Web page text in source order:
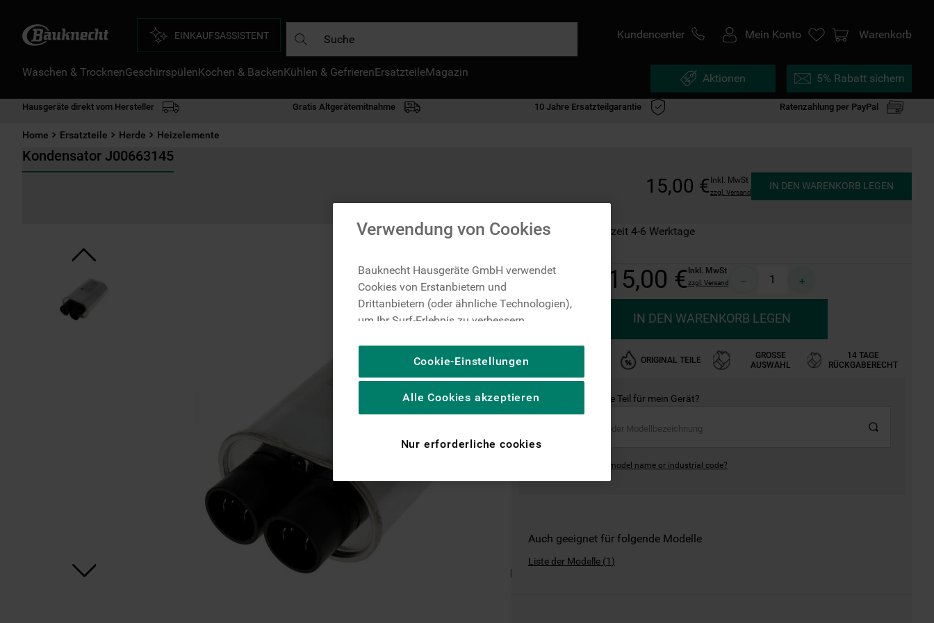
EINKAUFSASSISTENT Kundencenter Mein Konto Warenkorb
Waschen & TrocknenGeschirrspülenKochen & BackenKühlen & GefrierenErsatzteileMagazin Aktionen 5% Rabatt sichern
Hausgeräte direkt vom Hersteller Gratis Altgerätemitnahme 10 Jahre Ersatzteilgarantie Ratenzahlung per PayPal
Home Ersatzteile Herde Heizelemente
Kondensator J00663145
15,00 € Inkl. MwSt
zzgl. Versand
IN DEN WARENKORB LEGEN
Auf Lager: Lieferzeit 4-6 Werktage
15,00 €Inkl. MwSt
zzgl. Versand ＋
IN DEN WARENKORB LEGEN
ORIGINAL TEILE
GROSSE A
USWAHL
14 TAGE
RÜCKGABERECHT
Ist dies das richtige Teil für mein Gerät?
Where can I find the model name or industrial code?
Auch geeignet für folgende Modelle
Liste der Modelle (1)
Verwendung von Cookies
Bauknecht Hausgeräte GmbH verwendet
Cookies von Erstanbietern und
Drittanbietern (oder ähnliche Technologien),
um Ihr Surf-Erlebnis zu verbessern
um die redaktionellen Inhalte der Website
basierend auf Ihrer Nutzung der Website zu
personalisieren, die Funktionalität der
spezifische Funktionen anzubieten
Gewohnheiten, Interaktionen mit unseren
Websites, Werbeanzeigen und Interessen
(einschließlich über Drittanbieter und auf
anderen Websites oder sozialen
Plattformen, beispielsweise Google LLC –
Cookie-Einstellungen
Nur erforderliche cookies
Alle Cookies akzeptieren
DIE HÄUFIGSTEN SUCHANFRAGEN
gefrierschrank
kühl-gefrierkombination freistehend